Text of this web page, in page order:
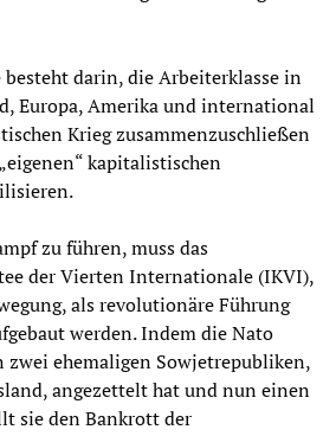
besteht darin, die Arbeiterklasse in
Europa, Amerika und international
Krieg zusammenzuschließen
kapitalistischen
zu führen, muss das
der Vierten Internationale (IKVI),
als revolutionäre Führung
werden. Indem die Nato
zwei ehemaligen Sowjetrepubliken,
angezettelt hat und nun einen
sie den Bankrott der